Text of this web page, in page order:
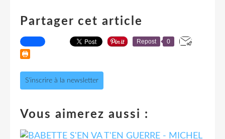
Partager cet article
Repost 0
S'inscrire à la newsletter
Vous aimerez aussi :